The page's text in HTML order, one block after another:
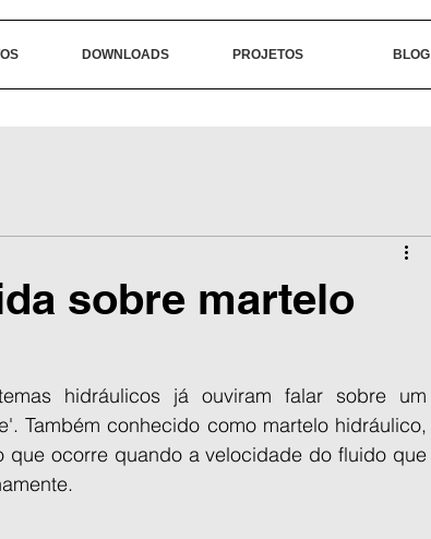
DOWNLOADS PROJETOS BLOG
sobre martelo
hidráulicos já ouviram falar sobre um
Também conhecido como martelo hidráulico,
ocorre quando a velocidade do fluido que